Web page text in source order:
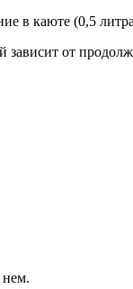
в каюте (0,5
от
нем.